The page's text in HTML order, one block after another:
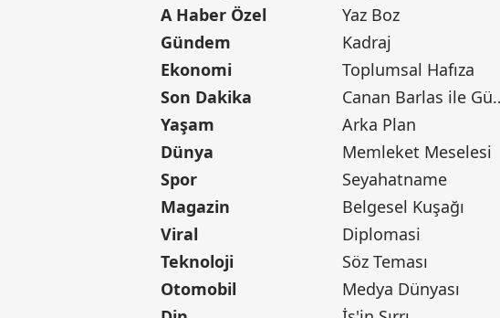
A Haber Özel
Gündem
Ekonomi
Son Dakika
Yaşam
Dünya
Spor
Magazin
Viral
Teknoloji
Otomobil
Yaz Boz
Kadraj
Toplumsal Hafıza
Canan
Arka Plan
Memleket Meselesi
Seyahatname
Belgesel Kuşağı
Diplomasi
Söz Teması
Medya Dünyası